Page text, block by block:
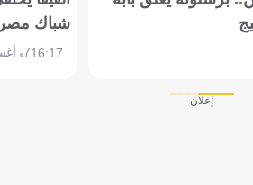
شباك
16:177 أغسطس 2026
إعلان